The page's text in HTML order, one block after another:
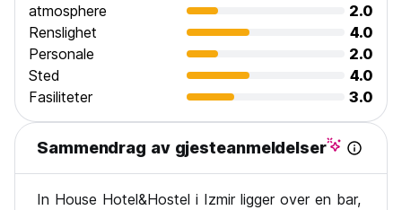
atmosphere
2.0
Renslighet
4.0
Personale
2.0
Sted
4.0
Fasiliteter
3.0
Sammendrag av gjesteanmeldelser
In House Hotel&Hostel i Izmir ligger over en bar,